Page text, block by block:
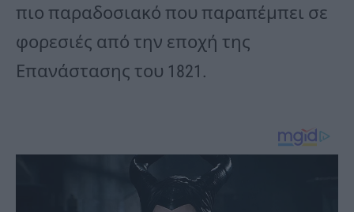
πιο παραδοσιακό που παραπέμπει σε
φορεσιές από την εποχή της
Επανάστασης του 1821.